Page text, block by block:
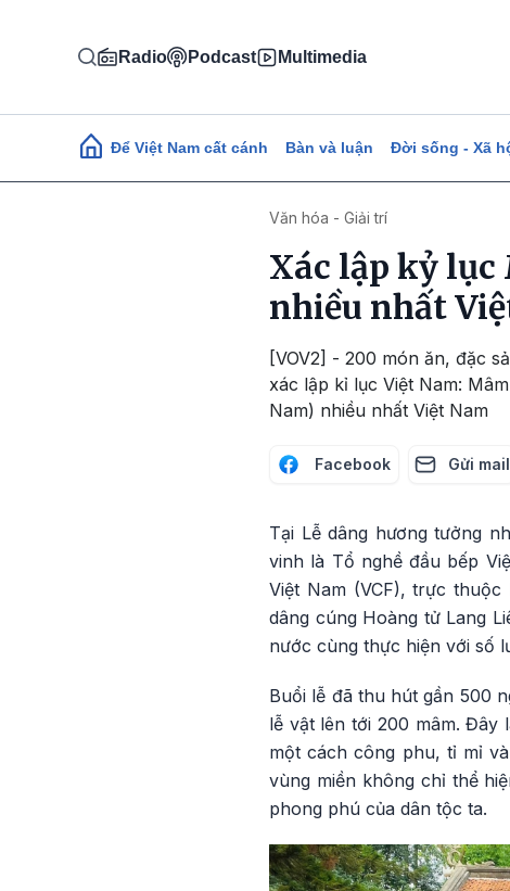
Radio Podcast Multimedia
Main navigation
Để Việt Nam cất cánh Bàn và luận Đời sống - Xã
Văn hóa - Giải trí
Xác lập kỷ lục
nhiều nhất
[VOV2] - 200 món ăn, đặc
xác lập kỉ lục Việt Nam:
Nam) nhiều nhất Việt Nam
Facebook Gửi mail
Tại Lễ dâng hương tưởng
vinh là Tổ nghề đầu bếp
Việt Nam (VCF), trực
dâng cúng Hoàng tử Lang
nước cùng thực hiện với số
Buổi lễ đã thu hút gần 500
lễ vật lên tới 200 mâm. Đây
một cách công phu, tỉ mỉ
vùng miền không chỉ thể
phong phú của dân tộc ta.